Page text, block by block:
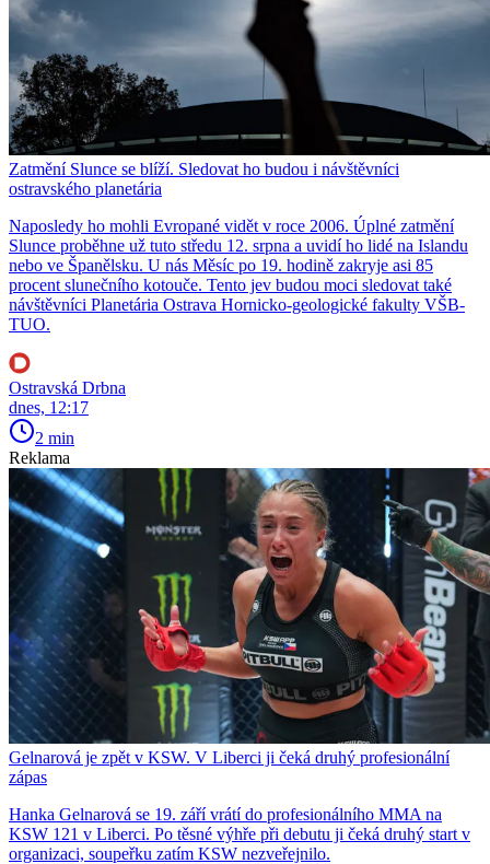
Zatmění Slunce se blíží. Sledovat ho budou i návštěvníci
ostravského planetária
Naposledy ho mohli Evropané vidět v roce 2006. Úplné zatmění
Slunce proběhne už tuto středu 12. srpna a uvidí ho lidé na Islandu
nebo ve Španělsku. U nás Měsíc po 19. hodině zakryje asi 85
procent slunečního kotouče. Tento jev budou moci sledovat také
návštěvníci Planetária Ostrava Hornicko-geologické fakulty VŠB-
TUO.
Ostravská Drbna
dnes, 12:17
2 min
Reklama
Gelnarová je zpět v KSW. V Liberci ji čeká druhý profesionální
zápas
Hanka Gelnarová se 19. září vrátí do profesionálního MMA na
KSW 121 v Liberci. Po těsné výhře při debutu ji čeká druhý start v
organizaci, soupeřku zatím KSW nezveřejnilo.